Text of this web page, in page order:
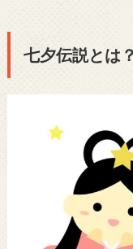
七夕伝説とは